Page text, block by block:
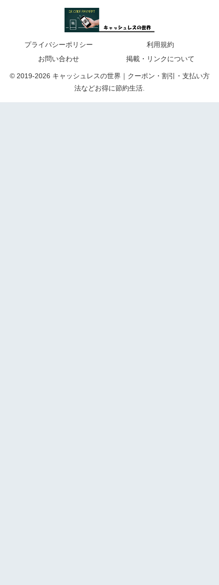
プライバシーポリシー
利用規約
お問い合わせ
掲載・リンクについて
© 2019-2026 キャッシュレスの世界｜クーポン・割引・支払い方
法などお得に節約生活.